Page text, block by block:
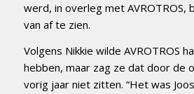
werd, in overleg met AVROTROS,
van af te zien.
Volgens Nikkie wilde AVROTROS
hebben, maar zag ze dat door de
vorig jaar niet zitten. “Het was